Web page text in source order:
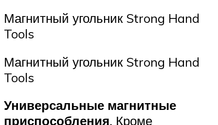
Магнитный угольник Strong Hand
Tools
Магнитный угольник Strong Hand
Tools
Универсальные магнитные
приспособления. Кроме